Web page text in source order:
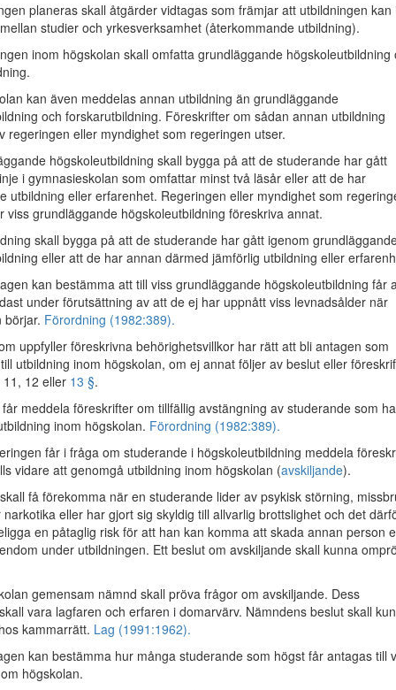
planeras skall åtgärder vidtagas som främjar att utbildningen kan
studier och yrkesverksamhet (återkommande utbildning).
inom högskolan skall omfatta grundläggande högskoleutbildning
kan även meddelas annan utbildning än grundläggande
och forskarutbildning. Föreskrifter om sådan annan utbildning
regeringen eller myndighet som regeringen utser.
högskoleutbildning skall bygga på att de studerande har gått
i gymnasieskolan som omfattar minst två läsår eller att de har
utbildning eller erfarenhet. Regeringen eller myndighet som
viss grundläggande högskoleutbildning föreskriva annat.
skall bygga på att de studerande har gått igenom
eller att de har annan därmed jämförlig utbildning eller
kan bestämma att till viss grundläggande högskoleutbildning får
under förutsättning av att de ej har uppnått viss levnadsålder när
börjar. Förordning (1982:389).
uppfyller föreskrivna behörighetsvillkor har rätt att bli antagen som
utbildning inom högskolan, om ej annat följer av beslut eller
12 eller 13 §.
meddela föreskrifter om tillfällig avstängning av studerande som
inom högskolan. Förordning (1982:389).
får i fråga om studerande i högskoleutbildning meddela
vidare att genomgå utbildning inom högskolan (avskiljande).
få förekomma när en studerande lider av psykisk störning,
narkotika eller har gjort sig skyldig till allvarlig brottslighet och det
en påtaglig risk för att han kan komma att skada annan person
under utbildningen. Ett beslut om avskiljande skall kunna
gemensam nämnd skall pröva frågor om avskiljande. Dess
vara lagfaren och erfaren i domarvärv. Nämndens beslut skall
kammarrätt. Lag (1991:1962).
kan bestämma hur många studerande som högst får antagas till
högskolan.